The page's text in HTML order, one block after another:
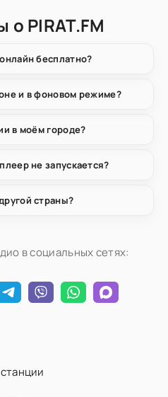
PIRAT.FM
бесплатно?
и в фоновом режиме?
в моём городе?
не запускается?
страны?
в социальных сетях: